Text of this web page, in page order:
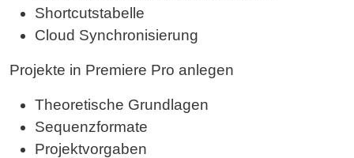
Shortcutstabelle
Cloud Synchronisierung
Projekte in Premiere Pro anlegen
Theoretische Grundlagen
Sequenzformate
Projektvorgaben